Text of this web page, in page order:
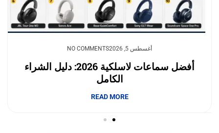
NO COMMENTS
وداعًا لقلق نفاد الشحن.. بطاريات السيليكون
والكربون تغيّر مستقبل الجوالات
READ MORE
أغسطس 5, 2026 NO COMMENTS
أفضل سماعات لاسلكية 2026: دليل الشراء
الكامل
READ MORE